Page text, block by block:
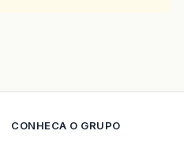
CONHECA O GRUPO